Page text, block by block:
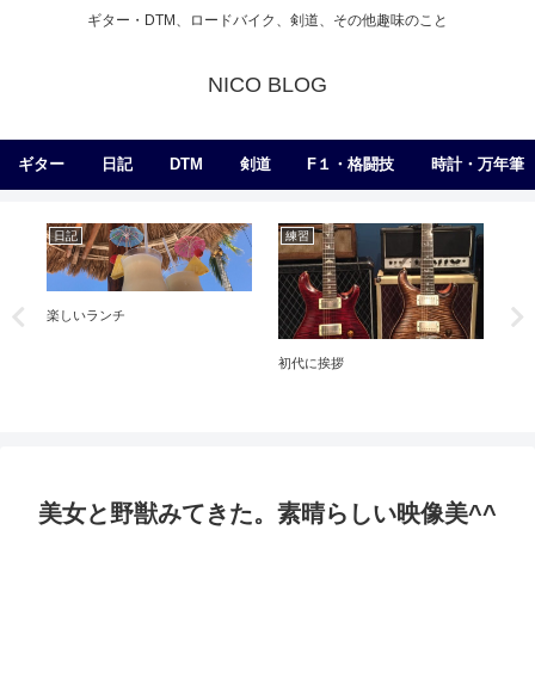
ギター・DTM、ロードバイク、剣道、その他趣味のこと
NICO BLOG
ギター 日記 DTM 剣道 F１・格闘技 時計・万年筆
日記
楽しいランチ
練習
初代に挨拶
美女と野獣みてきた。素晴らしい映像美^^